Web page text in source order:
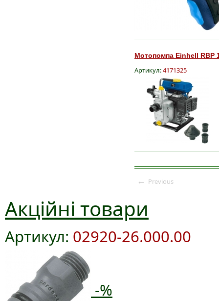
Мотопомпа Einhell RBP
Артикул:4171325
← Previous
Акційні товари
Артикул: 02920-26.000.00
-%